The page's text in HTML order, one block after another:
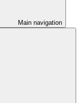
Main navigation